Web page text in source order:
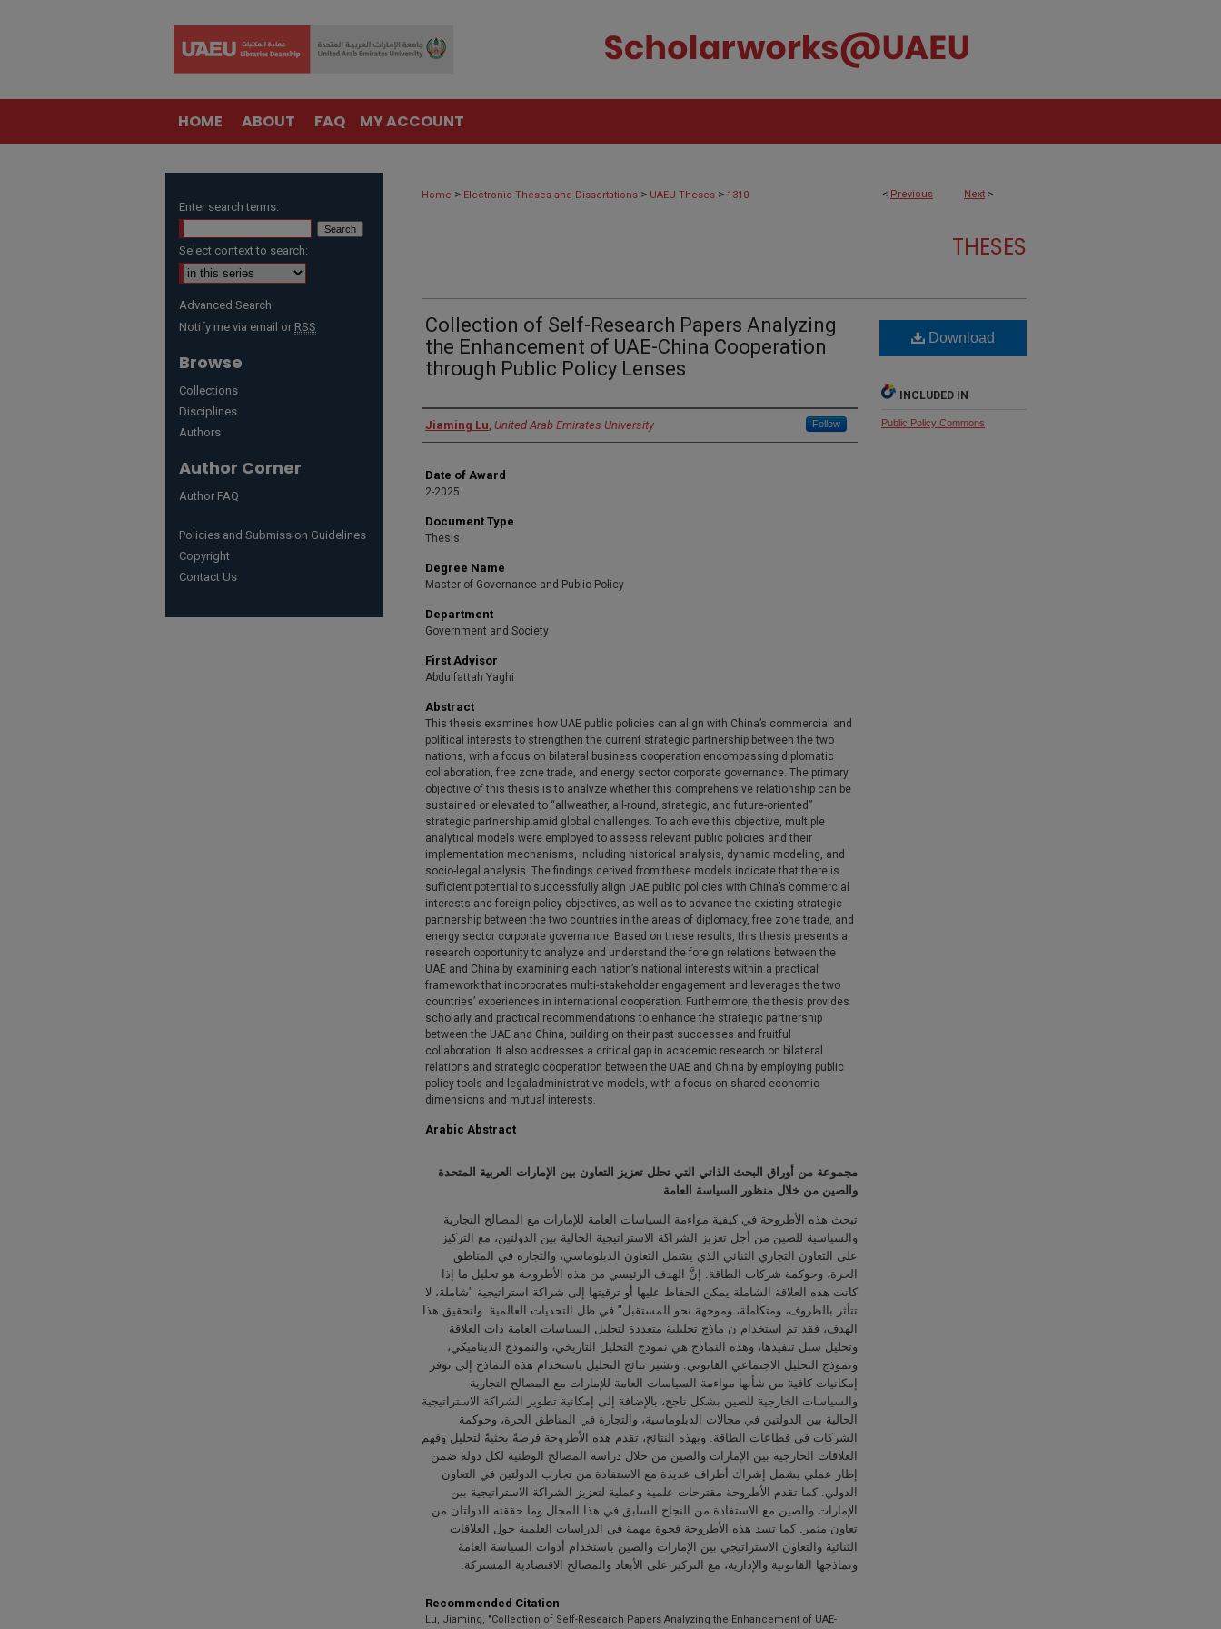
HOME ABOUT FAQ MY ACCOUNT
< Previous Next >
Home > Electronic Theses and Dissertations > UAEU Theses > 1310
THESES
Collection of Self-Research Papers Analyzing
the Enhancement of UAE-China Cooperation
through Public Policy Lenses
Author
Jiaming Lu, United Arab Emirates University Follow
Date of Award
2-2025
Document Type
Thesis
Degree Name
Master of Governance and Public Policy
Department
Government and Society
First Advisor
Abdulfattah Yaghi
Abstract
This thesis examines how UAE public policies can align with China’s commercial and
political interests to strengthen the current strategic partnership between the two
nations, with a focus on bilateral business cooperation encompassing diplomatic
collaboration, free zone trade, and energy sector corporate governance. The primary
objective of this thesis is to analyze whether this comprehensive relationship can be
sustained or elevated to “allweather, all-round, strategic, and future-oriented”
strategic partnership amid global challenges. To achieve this objective, multiple
analytical models were employed to assess relevant public policies and their
implementation mechanisms, including historical analysis, dynamic modeling, and
socio-legal analysis. The findings derived from these models indicate that there is
sufficient potential to successfully align UAE public policies with China’s commercial
interests and foreign policy objectives, as well as to advance the existing strategic
partnership between the two countries in the areas of diplomacy, free zone trade, and
energy sector corporate governance. Based on these results, this thesis presents a
research opportunity to analyze and understand the foreign relations between the
UAE and China by examining each nation’s national interests within a practical
framework that incorporates multi-stakeholder engagement and leverages the two
countries’ experiences in international cooperation. Furthermore, the thesis provides
scholarly and practical recommendations to enhance the strategic partnership
between the UAE and China, building on their past successes and fruitful
collaboration. It also addresses a critical gap in academic research on bilateral
relations and strategic cooperation between the UAE and China by employing public
policy tools and legaladministrative models, with a focus on shared economic
dimensions and mutual interests.
Arabic Abstract
مجموعة من أوراق البحث الذاتي التي تحلل تعزيز التعاون بين الإمارات العربية المتحدة
والصين من خلال منظور السياسة العامة
تبحث هذه الأطروحة في كيفية مواءمة السياسات العامة للإمارات مع المصالح التجارية
والسياسية للصين من أجل تعزيز الشراكة الاستراتيجية الحالية بين الدولتين، مع التركيز
على التعاون التجاري الثنائي الذي يشمل التعاون الدبلوماسي، والتجارة في المناطق
الحرة، وحوكمة شركات الطاقة. إنَّ الهدف الرئيسي من هذه الأطروحة هو تحليل ما إذا
كانت هذه العلاقة الشاملة يمكن الحفاظ عليها أو ترقيتها إلى شراكة استراتيجية "شاملة، لا
تتأثر بالظروف، ومتكاملة، وموجهة نحو المستقبل" في ظل التحديات العالمية. ولتحقيق هذا
الهدف، فقد تم استخدام ن ماذج تحليلية متعددة لتحليل السياسات العامة ذات العلاقة
وتحليل سبل تنفيذها، وهذه النماذج هي نموذج التحليل التاريخي، والنموذج الديناميكي،
ونموذج التحليل الاجتماعي القانوني. وتشير نتائج التحليل باستخدام هذه النماذج إلى توفر
إمكانيات كافية من شأنها مواءمة السياسات العامة للإمارات مع المصالح التجارية
والسياسات الخارجية للصين بشكل ناجح، بالإضافة إلى إمكانية تطوير الشراكة الاستراتيجية
الحالية بين الدولتين في مجالات الدبلوماسية، والتجارة في المناطق الحرة، وحوكمة
الشركات في قطاعات الطاقة. وبهذه النتائج، تقدم هذه الأطروحة فرصةً بحثيةً لتحليل وفهم
العلاقات الخارجية بين الإمارات والصين من خلال دراسة المصالح الوطنية لكل دولة ضمن
إطار عملي يشمل إشراك أطراف عديدة مع الاستفادة من تجارب الدولتين في التعاون
الدولي. كما تقدم الأطروحة مقترحات علمية وعملية لتعزيز الشراكة الاستراتيجية بين
الإمارات والصين مع الاستفادة من النجاح السابق في هذا المجال وما حققته الدولتان من
تعاون مثمر. كما تسد هذه الأطروحة فجوة مهمة في الدراسات العلمية حول العلاقات
الثنائية والتعاون الاستراتيجي بين الإمارات والصين باستخدام أدوات السياسة العامة
ونماذجها القانونية والإدارية، مع التركيز على الأبعاد والمصالح الاقتصادية المشتركة.
Recommended Citation
Lu, Jiaming, "Collection of Self-Research Papers Analyzing the Enhancement of UAE-
Download
INCLUDED IN
Public Policy Commons
Enter search terms:
Select context to search:
Advanced Search
Notify me via email or RSS
Browse
Collections
Disciplines
Authors
Author Corner
Author FAQ
Policies and Submission Guidelines
Copyright
Contact Us